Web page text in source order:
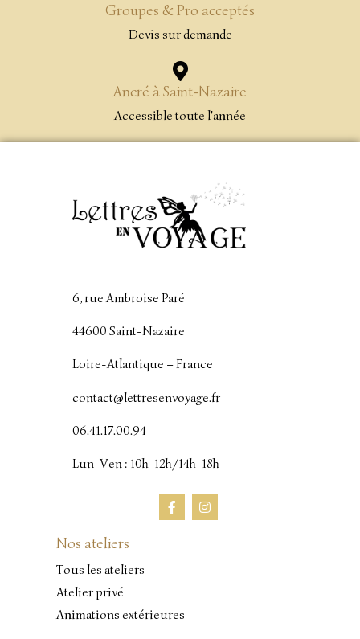
Groupes & Pro acceptés
Devis sur demande
Ancré à Saint-Nazaire
Accessible toute l'année
6, rue Ambroise Paré
44600 Saint-Nazaire
Loire-Atlantique – France
contact@lettresenvoyage.fr
06.41.17.00.94
Lun-Ven : 10h-12h/14h-18h
Nos ateliers
Tous les ateliers
Atelier privé
Animations extérieures